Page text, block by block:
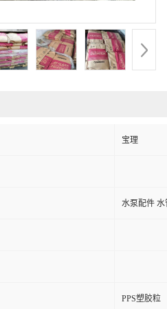
宝理
水泵配件 水
PPS塑胶粒